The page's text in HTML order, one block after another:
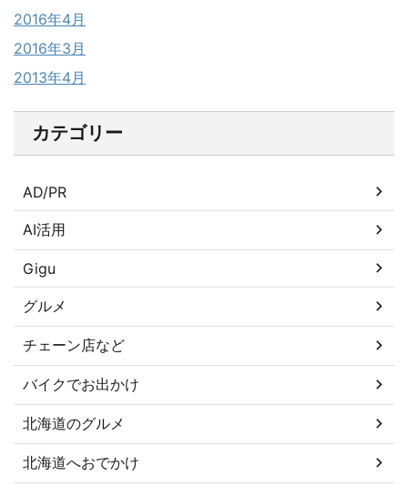
2016年4月
2016年3月
2013年4月
カテゴリー
AD/PR
AI活用
Gigu
グルメ
チェーン店など
バイクでお出かけ
北海道のグルメ
北海道へおでかけ